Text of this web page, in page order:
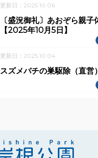
更新日：2025.10.06
〔盛況御礼〕あおぞら親子
【2025年10月5日】
更新日：2025.10.04
スズメバチの巣駆除（直営）